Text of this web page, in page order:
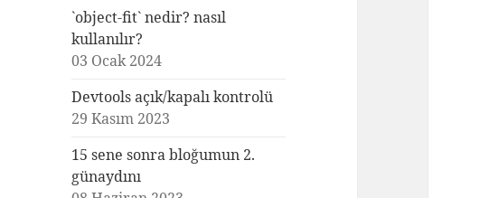
`object-fit` nedir? nasıl
kullanılır?
03 Ocak 2024
Devtools açık/kapalı kontrolü
29 Kasım 2023
15 sene sonra bloğumun 2.
günaydını